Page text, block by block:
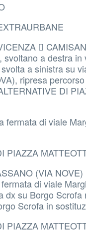

a destra
a sinistra su
ripresa
DI
fermata di viale
PIAZZA
(VIA NOVE)
di viale
dx su Borgo
Scrofa in
PIAZZA